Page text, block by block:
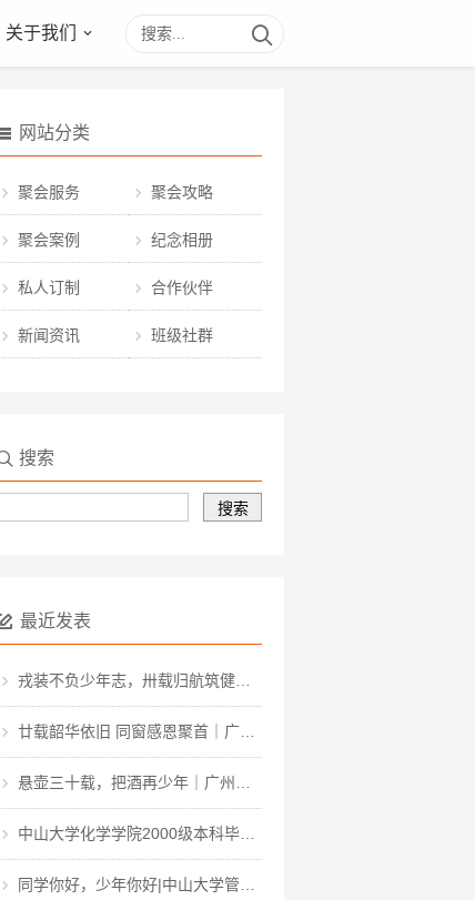
关于我们
网站分类
聚会服务 聚会攻略
聚会案例 纪念相册
私人订制 合作伙伴
新闻资讯 班级社群
搜索
最近发表
戎装不负少年志，卅载归航筑健康 | 第一军医大学91级临床·中医·医工本科毕业三十周年聚会
廿载韶华依旧 同窗感恩聚首｜广东轻工职业技术大学计算机软件031班毕业二十周年聚会
悬壶三十载，把酒再少年｜广州中医药大学医疗二系九一骨伤毕业三十周年聚会
中山大学化学学院2000级本科毕业20周年同学聚会
同学你好，少年你好|中山大学管理学院2011届研究生三班毕业12周年同学聚会